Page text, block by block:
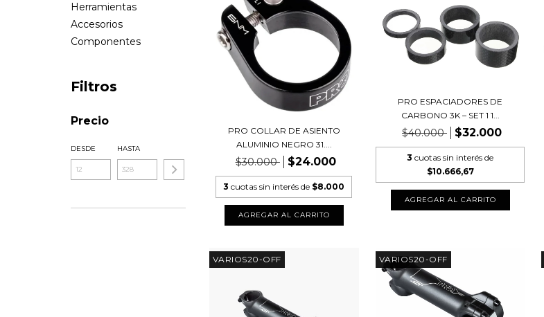
Herramientas
Accesorios
Componentes
Filtros
Precio
DESDE HASTA
PRO COLLAR DE ASIENTO
ALUMINIO NEGRO 31....
$30.000 $24.000
3 cuotas sin interés de $8.000
PRO ESPACIADORES DE
CARBONO 3K – SET 1 1...
$40.000 $32.000
3 cuotas sin interés de
$10.666,67
VARIOS20-OFF VARIOS20-OFF